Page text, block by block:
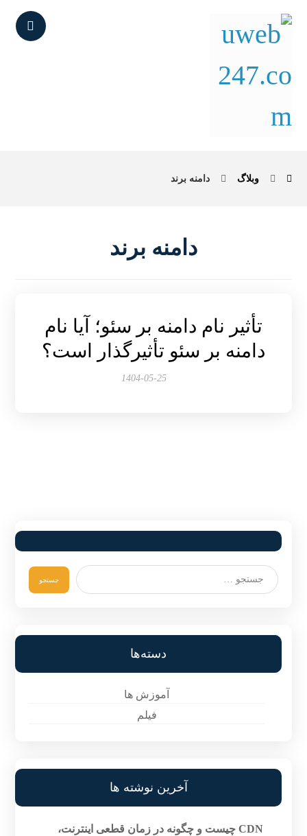
وبلاگ دامنه برند
دامنه برند
تأثیر نام دامنه بر سئو؛ آیا نام
دامنه بر سئو تأثیرگذار است؟
1404-05-25
دسته‌ها
آموزش ها
فیلم
آخرین نوشته ها
CDN چیست و چگونه در زمان قطعی اینترنت،